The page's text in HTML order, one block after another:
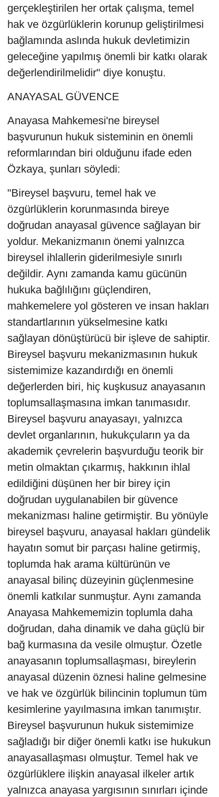
gerçekleştirilen her ortak çalışma, temel
hak ve özgürlüklerin korunup geliştirilmesi
bağlamında aslında hukuk devletimizin
geleceğine yapılmış önemli bir katkı olarak
değerlendirilmelidir" diye konuştu.
ANAYASAL GÜVENCE
Anayasa Mahkemesi'ne bireysel
başvurunun hukuk sisteminin en önemli
reformlarından biri olduğunu ifade eden
Özkaya, şunları söyledi:
"Bireysel başvuru, temel hak ve
özgürlüklerin korunmasında bireye
doğrudan anayasal güvence sağlayan bir
yoldur. Mekanizmanın önemi yalnızca
bireysel ihlallerin giderilmesiyle sınırlı
değildir. Aynı zamanda kamu gücünün
hukuka bağlılığını güçlendiren,
mahkemelere yol gösteren ve insan hakları
standartlarının yükselmesine katkı
sağlayan dönüştürücü bir işleve de sahiptir.
Bireysel başvuru mekanizmasının hukuk
sistemimize kazandırdığı en önemli
değerlerden biri, hiç kuşkusuz anayasanın
toplumsallaşmasına imkan tanımasıdır.
Bireysel başvuru anayasayı, yalnızca
devlet organlarının, hukukçuların ya da
akademik çevrelerin başvurduğu teorik bir
metin olmaktan çıkarmış, hakkının ihlal
edildiğini düşünen her bir birey için
doğrudan uygulanabilen bir güvence
mekanizması haline getirmiştir. Bu yönüyle
bireysel başvuru, anayasal hakları gündelik
hayatın somut bir parçası haline getirmiş,
toplumda hak arama kültürünün ve
anayasal bilinç düzeyinin güçlenmesine
önemli katkılar sunmuştur. Aynı zamanda
Anayasa Mahkememizin toplumla daha
doğrudan, daha dinamik ve daha güçlü bir
bağ kurmasına da vesile olmuştur. Özetle
anayasanın toplumsallaşması, bireylerin
anayasal düzenin öznesi haline gelmesine
ve hak ve özgürlük bilincinin toplumun tüm
kesimlerine yayılmasına imkan tanımıştır.
Bireysel başvurunun hukuk sistemimize
sağladığı bir diğer önemli katkı ise hukukun
anayasallaşması olmuştur. Temel hak ve
özgürlüklere ilişkin anayasal ilkeler artık
yalnızca anayasa yargısının sınırları içinde